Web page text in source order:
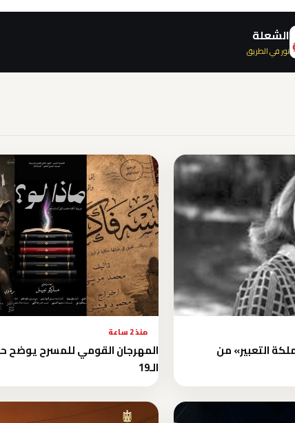
الشعلة
نور في الطريق
التعبير» من
منذ 2 ساعة
المهرجان القومي للمسرح يوضح
الـ19